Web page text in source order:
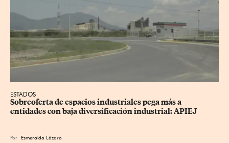
ESTADOS
Sobreoferta de espacios industriales pega más a
entidades con baja diversificación industrial: APIEJ
Por Esmeralda Lázaro